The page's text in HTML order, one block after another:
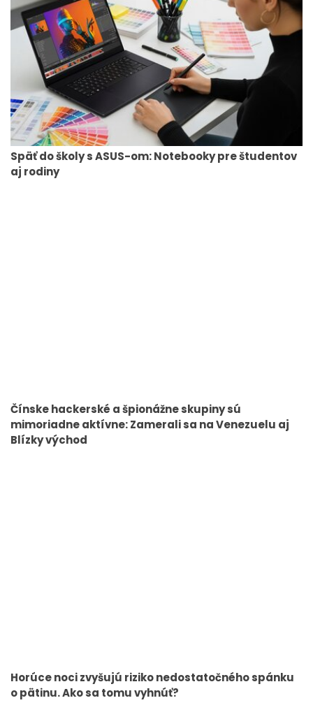
Späť do školy s ASUS-om: Notebooky pre študentov
aj rodiny
Čínske hackerské a špionážne skupiny sú
mimoriadne aktívne: Zamerali sa na Venezuelu aj
Blízky východ
Horúce noci zvyšujú riziko nedostatočného spánku
o pätinu. Ako sa tomu vyhnúť?